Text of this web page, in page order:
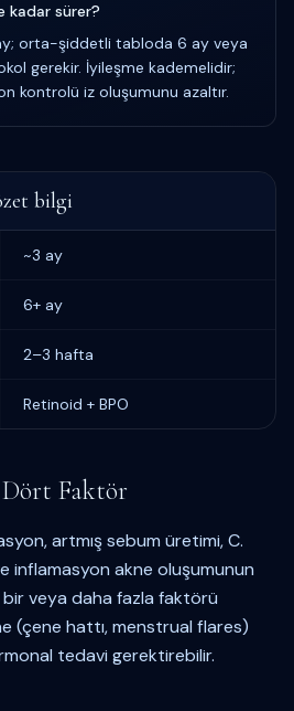
kadar sürer?
orta-şiddetli tabloda 6 ay veya
gerekir. İyileşme kademelidir;
kontrolü iz oluşumunu azaltır.
bilgi
~3 ay
6+ ay
2–3 hafta
Retinoid + BPO
Dört Faktör
artmış sebum üretimi, C.
inflamasyon akne oluşumunun
veya daha fazla faktörü
(çene hattı, menstrual flares)
tedavi gerektirebilir.